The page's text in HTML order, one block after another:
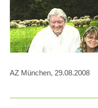
AZ München, 29.08.2008